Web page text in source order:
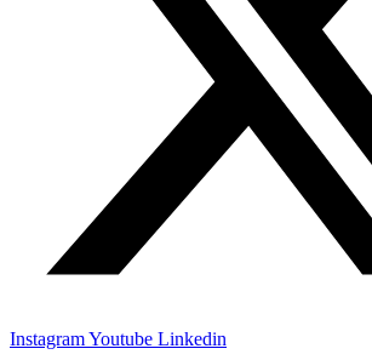
InstagramYoutube Linkedin